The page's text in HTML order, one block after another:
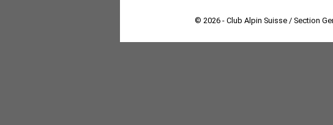
© 2026 - Club Alpin Suisse / Section